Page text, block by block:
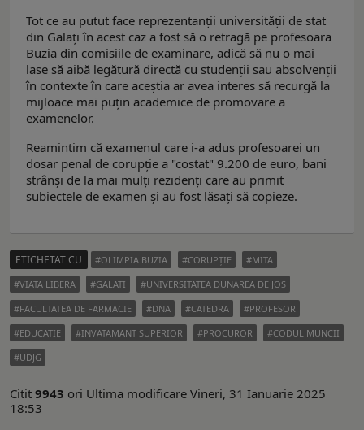
Tot ce au putut face reprezentanții universității de stat
din Galați în acest caz a fost să o retragă pe profesoara
Buzia din comisiile de examinare, adică să nu o mai
lase să aibă legătură directă cu studenții sau absolvenții
în contexte în care aceștia ar avea interes să recurgă la
mijloace mai puțin academice de promovare a
examenelor.
Reamintim că examenul care i-a adus profesoarei un
dosar penal de corupție a "costat" 9.200 de euro, bani
strânși de la mai mulți rezidenți care au primit
subiectele de examen și au fost lăsați să copieze.
ETICHETAT CU OLIMPIA BUZIA CORUPȚIE
MITA
VIATA LIBERA
GALATI
UNIVERSITATEA DUNAREA DE JOS
FACULTATEA DE FARMACIE
DNA CATEDRA
PROFESOR
EDUCATIE
INVATAMANT SUPERIOR PROCUROR
CODUL MUNCII
UDJG
Citit 9943 ori Ultima modificare Vineri, 31 Ianuarie 2025
18:53